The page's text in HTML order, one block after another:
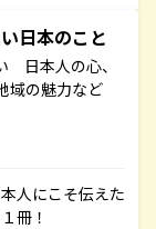
日本のこと
日本人の心、
域の魅力など
人にこそ伝えた
冊！